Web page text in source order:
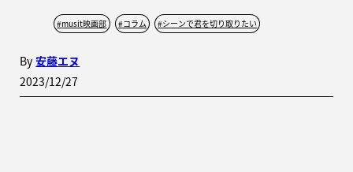
#musit映画部 #コラム #シーンで君を切り取りたい
By 安藤エヌ
2023/12/27